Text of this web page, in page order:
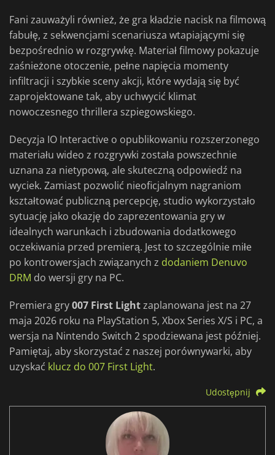
Fani zauważyli również, że gra kładzie nacisk na filmową
fabułę, z sekwencjami scenariusza wtapiającymi się
bezpośrednio w rozgrywkę. Materiał filmowy pokazuje
zaśnieżone otoczenie, pełne napięcia momenty
infiltracji i szybkie sceny akcji, które wydają się być
zaprojektowane tak, aby uchwycić klimat
nowoczesnego thrillera szpiegowskiego.
Decyzja IO Interactive o opublikowaniu rozszerzonego
materiału wideo z rozgrywki została powszechnie
uznana za nietypową, ale skuteczną odpowiedź na
wyciek. Zamiast pozwolić nieoficjalnym nagraniom
kształtować publiczną percepcję, studio wykorzystało
sytuację jako okazję do zaprezentowania gry w
idealnych warunkach i zbudowania dodatkowego
oczekiwania przed premierą. Jest to szczególnie miłe
po kontrowersjach związanych z dodaniem Denuvo
DRM do wersji gry na PC.
Premiera gry007 First Lightzaplanowana jest na 27
maja 2026 roku na PlayStation 5, Xbox Series X/S i PC, a
wersja na Nintendo Switch 2 spodziewana jest później.
Pamiętaj, aby skorzystać z naszej porównywarki, aby
uzyskać klucz do 007 First Light.
Udostępnij